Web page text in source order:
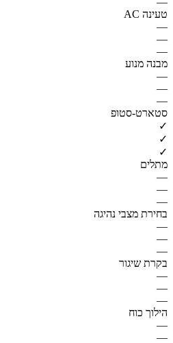
טעינה AC
—
—
—
מבנה מנוע
—
—
—
סטארט-סטופ
✓
✓
✓
מתלים
—
—
—
בחירת מצבי נהיגה
—
—
—
בקרת שיגור
—
—
—
הילוך כוח
—
—